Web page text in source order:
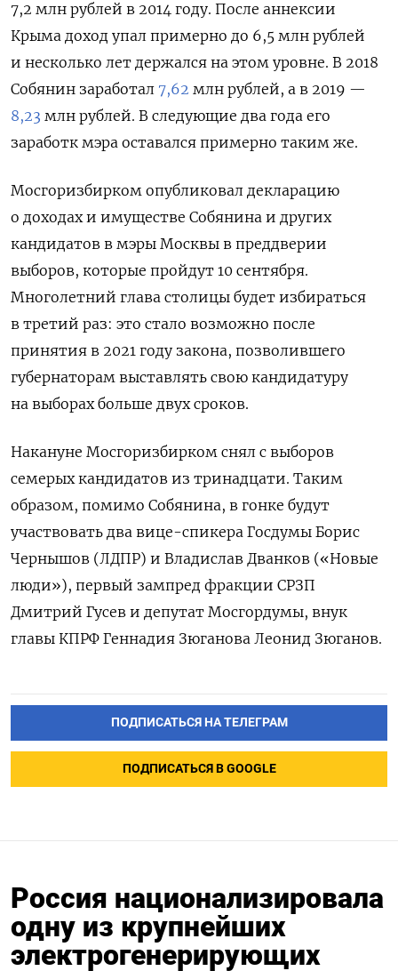
7,2 млн рублей в 2014 году. После аннексии
Крыма доход упал примерно до 6,5 млн рублей
и несколько лет держался на этом уровне. В 2018
Собянин заработал 7,62 млн рублей, а в 2019 —
8,23 млн рублей. В следующие два года его
заработк мэра оставался примерно таким же.
Мосгоризбирком опубликовал декларацию
о доходах и имуществе Собянина и других
кандидатов в мэры Москвы в преддверии
выборов, которые пройдут 10 сентября.
Многолетний глава столицы будет избираться
в третий раз: это стало возможно после
принятия в 2021 году закона, позволившего
губернаторам выставлять свою кандидатуру
на выборах больше двух сроков.
Накануне Мосгоризбирком снял с выборов
семерых кандидатов из тринадцати. Таким
образом, помимо Собянина, в гонке будут
участвовать два вице-спикера Госдумы Борис
Чернышов (ЛДПР) и Владислав Дванков («Новые
люди»), первый зампред фракции СРЗП
Дмитрий Гусев и депутат Мосгордумы, внук
главы КПРФ Геннадия Зюганова Леонид Зюганов.
ПОДПИСАТЬСЯ НА ТЕЛЕГРАМ
ПОДПИСАТЬСЯ В GOOGLE
Россия национализировала
одну из крупнейших
электрогенерирующих